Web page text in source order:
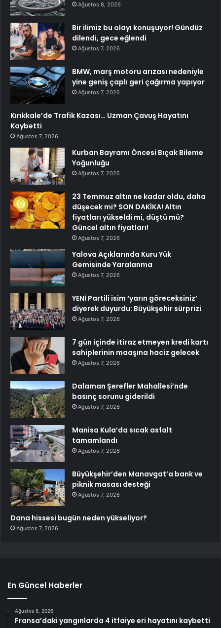
Ağustos 8, 2026
Bir ilimiz bu olayı konuşuyor! Gündüz
dilendi, gece eğlendi
Ağustos 7, 2026
BMW, marş motoru arızası nedeniyle
yine geniş çaplı geri çağırma yapıyor
Ağustos 7, 2026
Kırıkkale’de Trafik Kazası… Uzman Çavuş Hayatını
Kaybetti
Ağustos 7, 2026
Kurban Bayramı Öncesi Bıçak Bileme
Yoğunluğu
Ağustos 7, 2026
23 Temmuz altın ne kadar oldu, daha
düşecek mi? SON DAKİKA! Altın
fiyatları yükseldi mi, düştü mü?
Güncel altın fiyatları!
Ağustos 7, 2026
Yalova Açıklarında Kuru Yük
Gemisinde Yaralanma
Ağustos 7, 2026
YENİ Partili isim ‘yarın göreceksiniz’
diyerek duyurdu: Büyükşehir sürprizi
Ağustos 7, 2026
7 gün içinde itiraz etmeyen kredi kartı
sahiplerinin maaşına haciz gelecek
Ağustos 7, 2026
Dalaman Şerefler Mahallesi’nde
basınç sorunu giderildi
Ağustos 7, 2026
Manisa Kula’da sıcak asfalt
tamamlandı
Ağustos 7, 2026
Büyükşehir’den Manavgat’a bank ve
piknik masası desteği
Ağustos 7, 2026
Dana hissesi bugün neden yükseliyor?
Ağustos 7, 2026
En Güncel Haberler
Ağustos 8, 2026
Fransa’daki yangınlarda 4 itfaiye eri hayatını kaybetti